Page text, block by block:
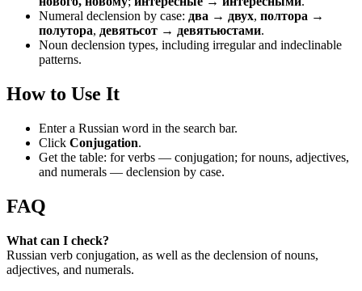
Numeral declension by case: два → двух, полтора →
полутора, девятьсот → девятьюстами.
Noun declension types, including irregular and indeclinable
patterns.
How to Use It
Enter a Russian word in the search bar.
Click Conjugation.
Get the table: for verbs — conjugation; for nouns, adjectives,
and numerals — declension by case.
FAQ
What can I check?
Russian verb conjugation, as well as the declension of nouns,
adjectives, and numerals.